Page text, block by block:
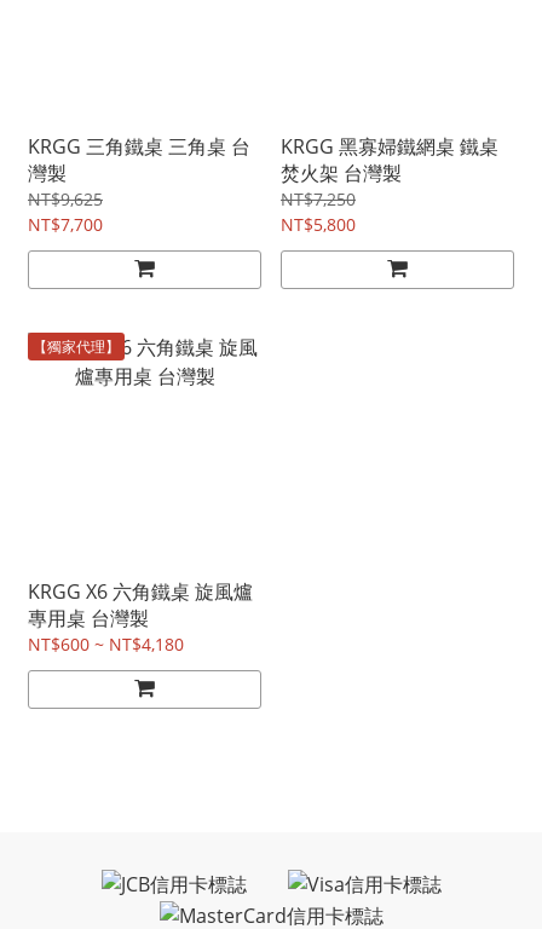
KRGG 三角鐵桌 三角桌 台
灣製
NT$9,625
NT$7,700
KRGG 黑寡婦鐵網桌 鐵桌
焚火架 台灣製
NT$7,250
NT$5,800
【獨家代理】
KRGG X6 六角鐵桌 旋風爐
專用桌 台灣製
NT$600 ~ NT$4,180